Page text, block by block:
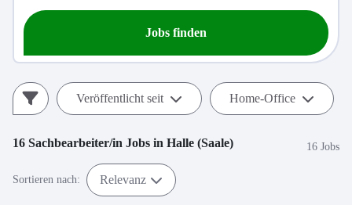
Jobs finden
Veröffentlicht seit Home-Office
16 Sachbearbeiter/in Jobs in Halle (Saale) 16 Jobs
Sortieren nach: Relevanz